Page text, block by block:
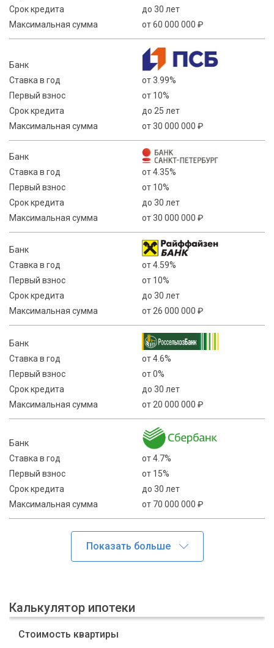
Срок кредита
до 30 лет
Максимальная сумма
от 60 000 000 ₽
Банк
Ставка в год
от 3.99%
Первый взнос
от 10%
Срок кредита
до 25 лет
Максимальная сумма
от 30 000 000 ₽
Банк
Ставка в год
от 4.35%
Первый взнос
от 10%
Срок кредита
до 30 лет
Максимальная сумма
от 30 000 000 ₽
Банк
Ставка в год
от 4.59%
Первый взнос
от 10%
Срок кредита
до 30 лет
Максимальная сумма
от 26 000 000 ₽
Банк
Ставка в год
от 4.6%
Первый взнос
от 0%
Срок кредита
до 30 лет
Максимальная сумма
от 20 000 000 ₽
Банк
Ставка в год
от 4.7%
Первый взнос
от 15%
Срок кредита
до 30 лет
Максимальная сумма
от 70 000 000 ₽
Калькулятор ипотеки
Стоимость квартиры